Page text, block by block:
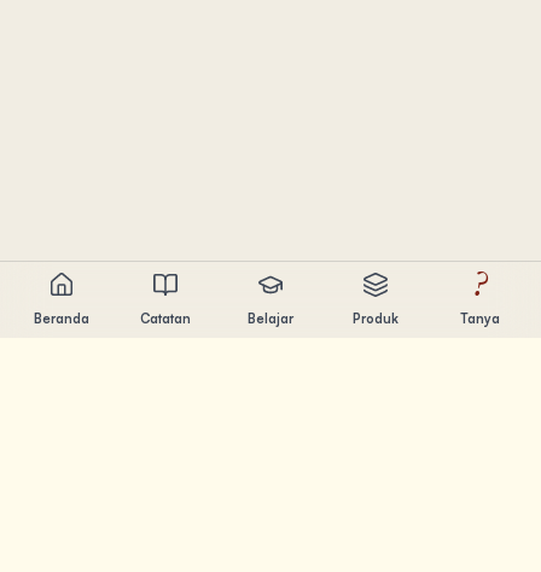
Beranda Catatan Belajar Produk
?
Tanya